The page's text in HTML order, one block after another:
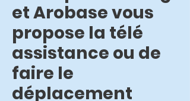
et Arobase vous
propose la télé
assistance ou de
faire le
déplacement